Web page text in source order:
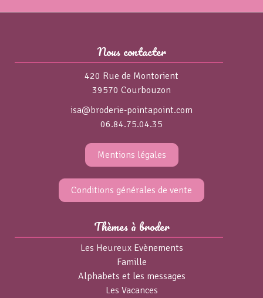
Nous contacter
420 Rue de Montorient
39570 Courbouzon
isa@broderie-pointapoint.com
06.84.75.04.35
Mentions légales
Conditions générales de vente
Thèmes à broder
Les Heureux Evènements
Famille
Alphabets et les messages
Les Vacances